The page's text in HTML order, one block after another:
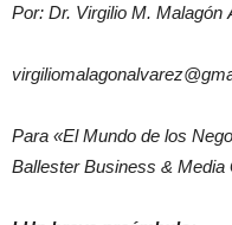
Por: Dr. Virgilio M. Malagón
Para «El Mundo de los
Ballester Business & Media